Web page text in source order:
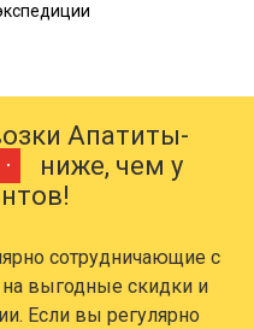
Апатиты-
ниже, чем у
сотрудничающие с
на выгодные скидки и
Если вы регулярно